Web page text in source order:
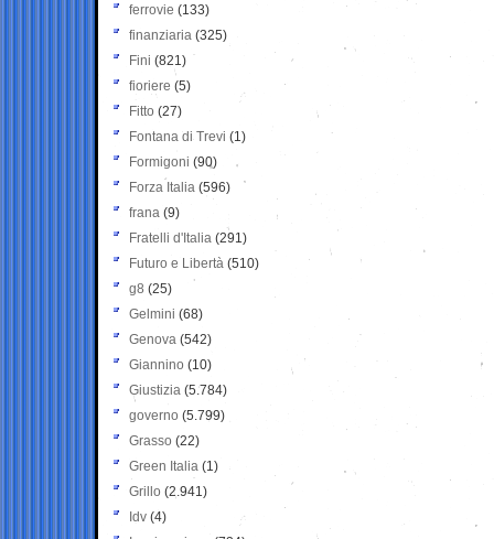
ferrovie (133)
finanziaria (325)
Fini (821)
fioriere (5)
Fitto (27)
Fontana di Trevi (1)
Formigoni (90)
Forza Italia (596)
frana (9)
Fratelli d'Italia (291)
Futuro e Libertà (510)
g8 (25)
Gelmini (68)
Genova (542)
Giannino (10)
Giustizia (5.784)
governo (5.799)
Grasso (22)
Green Italia (1)
Grillo (2.941)
Idv (4)